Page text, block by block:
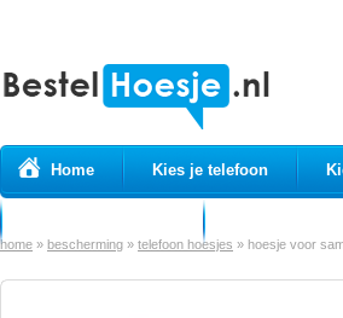
Home Kies je telefoon
home » bescherming » telefoon hoesjes » hoesje voor